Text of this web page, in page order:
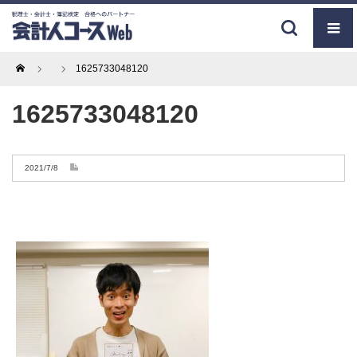
Home 1625733048120
1625733048120
2021/7/8